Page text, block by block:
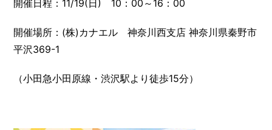
開催日程：11/19(日) 10：00～16：00
開催場所：(株)カナエル 神奈川西支店 神奈川県秦野市
平沢369-1
（小田急小田原線・渋沢駅より徒歩15分）